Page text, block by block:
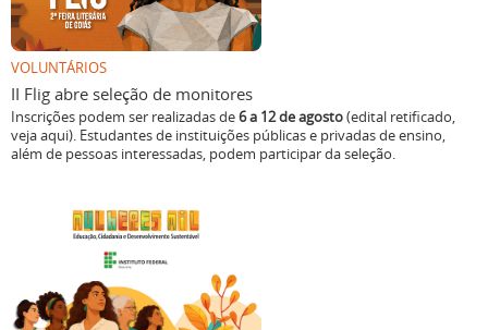
VOLUNTÁRIOS
II Flig abre seleção de monitores
Inscrições podem ser realizadas de6 a 12 de agosto(edital retificado,
veja aqui). Estudantes de instituições públicas e privadas de ensino,
além de pessoas interessadas, podem participar da seleção.